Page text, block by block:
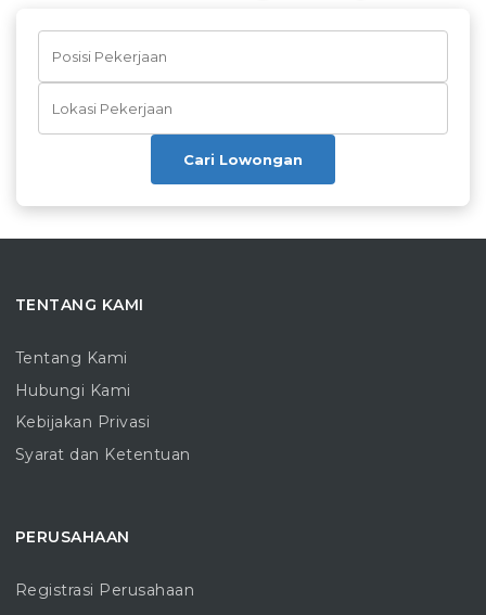
Cari Lowongan
TENTANG KAMI
Tentang Kami
Hubungi Kami
Kebijakan Privasi
Syarat dan Ketentuan
PERUSAHAAN
Registrasi Perusahaan